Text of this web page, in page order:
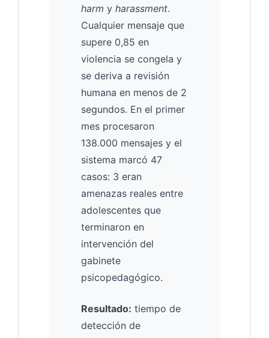
harm y harassment.
Cualquier mensaje que
supere 0,85 en
violencia se congela y
se deriva a revisión
humana en menos de 2
segundos. En el primer
mes procesaron
138.000 mensajes y el
sistema marcó 47
casos: 3 eran
amenazas reales entre
adolescentes que
terminaron en
intervención del
gabinete
psicopedagógico.
Resultado: tiempo de
detección de